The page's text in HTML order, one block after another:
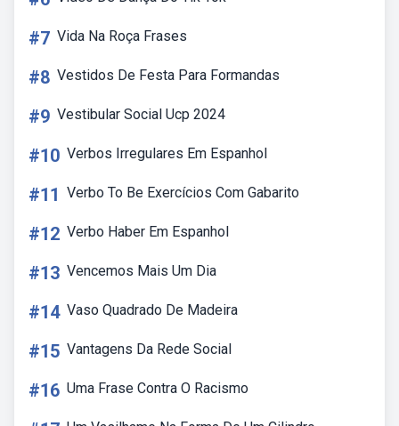
#7 Vida Na Roça Frases
#8 Vestidos De Festa Para Formandas
#9 Vestibular Social Ucp 2024
#10 Verbos Irregulares Em Espanhol
#11 Verbo To Be Exercícios Com Gabarito
#12 Verbo Haber Em Espanhol
#13 Vencemos Mais Um Dia
#14 Vaso Quadrado De Madeira
#15 Vantagens Da Rede Social
#16 Uma Frase Contra O Racismo